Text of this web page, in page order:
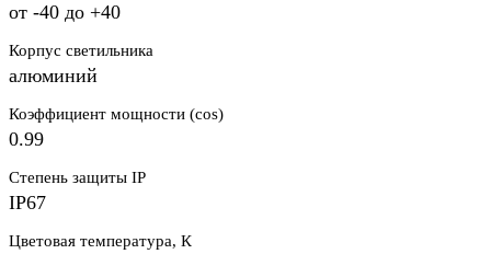
от -40 до +40
Корпус светильника
алюминий
Коэффициент мощности (cos)
0.99
Степень защиты IP
IP67
Цветовая температура, К